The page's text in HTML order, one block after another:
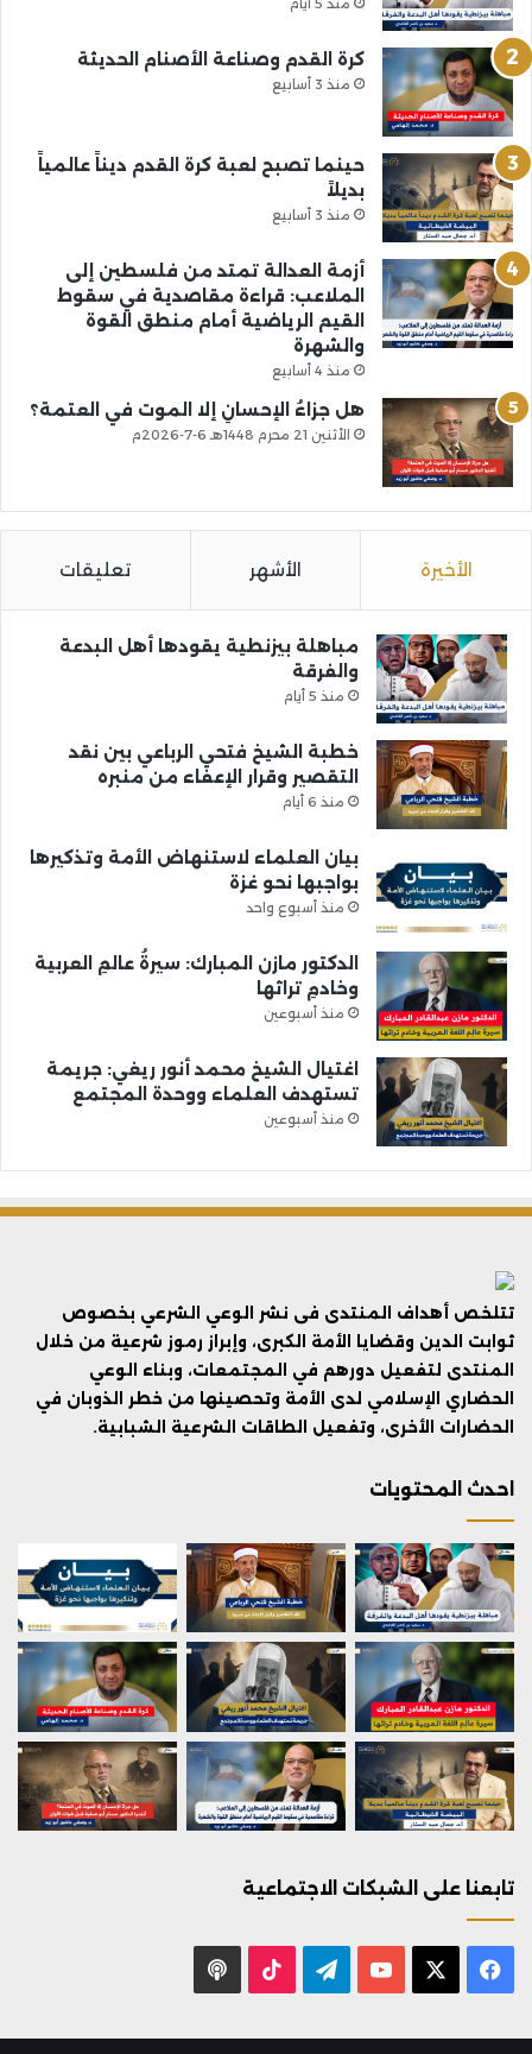
كرة القدم وصناعة الأصنام الحديثة
منذ 3 أسابيع
حينما تصبح لعبة كرة القدم ديناً عالمياً
بديلاً
منذ 3 أسابيع
أزمة العدالة تمتد من فلسطين إلى
الملاعب: قراءة مقاصدية في سقوط
القيم الرياضية أمام منطق القوة
والشهرة
منذ 4 أسابيع
هل جزاءُ الإحسانِ إلا الموت في العتمة؟
الأثنين 21 محرم 1448هـ 6-7-2026م
الأخيرة الأشهر تعليقات
مباهلة بيزنطية يقودها أهل البدعة
والفرقة
منذ 5 أيام
خطبة الشيخ فتحي الرباعي بين نقد
التقصير وقرار الإعفاء من منبره
منذ 6 أيام
بيان العلماء لاستنهاض الأمة وتذكيرها
بواجبها نحو غزة
منذ أسبوع واحد
الدكتور مازن المبارك: سيرةُ عالمِ العربية
وخادمِ تراثها
منذ أسبوعين
اغتيال الشيخ محمد أنور ريغي: جريمة
تستهدف العلماء ووحدة المجتمع
منذ أسبوعين
تتلخص أهداف المنتدى فى نشر الوعي الشرعي بخصوص
ثوابت الدين وقضايا الأمة الكبرى، وإبراز رموز شرعية من خلال
المنتدى لتفعيل دورهم في المجتمعات، وبناء الوعي
الحضاري الإسلامي لدى الأمة وتحصينها من خطر الذوبان في
الحضارات الأخرى، وتفعيل الطاقات الشرعية الشبابية.
احدث المحتويات
تابعنا على الشبكات الاجتماعية
فيسبوك يوتيوب تيلقرام ‫TikTok